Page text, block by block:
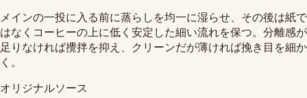
メインの一投に入る前に蒸らしを均一に湿らせ、その後は紙で
はなくコーヒーの上に低く安定した細い流れを保つ。分離感が
足りなければ攪拌を抑え、クリーンだが薄ければ挽き目を細か
く。
オリジナルソース